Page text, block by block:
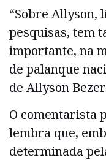
“Sobre Allyson,
pesquisas, tem
importante, na
de palanque
de Allyson
O comentarista
lembra que,
determinada